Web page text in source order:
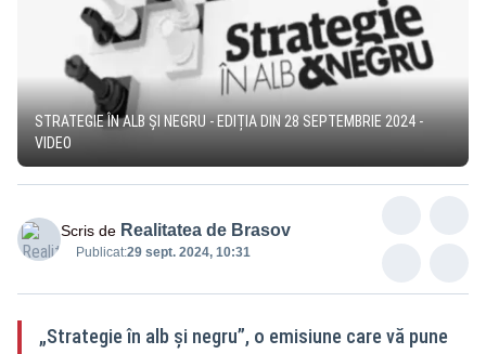
STRATEGIE ÎN ALB ȘI NEGRU - EDIȚIA DIN 28 SEPTEMBRIE 2024 -
VIDEO
Scris de Realitatea de Brasov
Publicat:29 sept. 2024, 10:31
„Strategie în alb și negru”, o emisiune care vă pune